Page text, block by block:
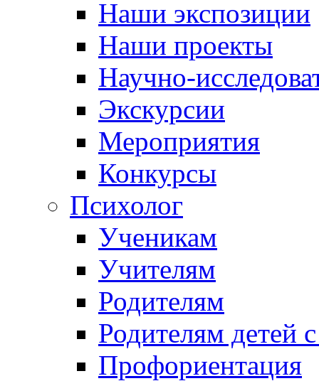
Наши экспозиции
Наши проекты
Научно-
Экскурсии
Мероприятия
Конкурсы
Психолог
Ученикам
Учителям
Родителям
Родителям детей
Профориентация